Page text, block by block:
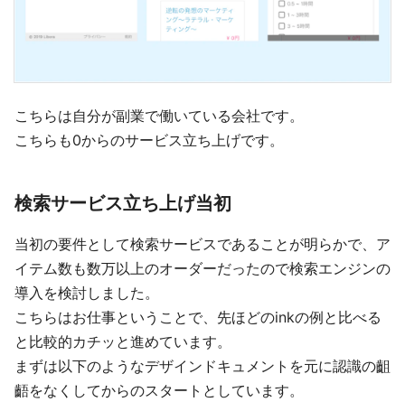
こちらは自分が副業で働いている会社です。
こちらも0からのサービス立ち上げです。
検索サービス立ち上げ当初
当初の要件として検索サービスであることが明らかで、ア
イテム数も数万以上のオーダーだったので検索エンジンの
導入を検討しました。
こちらはお仕事ということで、先ほどのinkの例と比べる
と比較的カチッと進めています。
まずは以下のようなデザインドキュメントを元に認識の齟
齬をなくしてからのスタートとしています。